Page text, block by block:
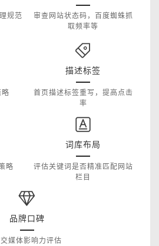
规范
审查网站状态码，百度蜘蛛抓
取频率等
略
描述标签
首页描述标签重写，提高点击
率
略
词库布局
评估关键词是否精准匹配网站
栏目
品牌口碑
媒体影响力评估